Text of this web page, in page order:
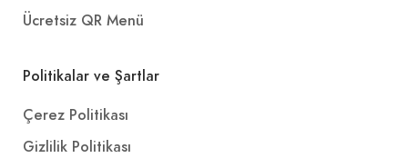
Ücretsiz QR Menü
Politikalar ve Şartlar
Çerez Politikası
Gizlilik Politikası